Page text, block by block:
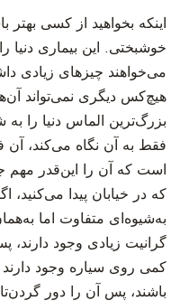
‫‫اینکه بخواهید از کسی
خوشبختی. این بیماری
می‌خواهند چیزهای زیادی
هیچ‌کس دیگری نمی‌تواند
بزرگ‌ترین الماس دنیا را
فقط به آن نگاه می‌کند،
است که آن را این‌قدر مهم
که در خیابان پیدا می‌کنید،
به‌شیوه‌ای متفاوت اما
گرانیت زیادی وجود دارند،
کمی روی سیاره وجود دارند
باشند، پس آن را دور